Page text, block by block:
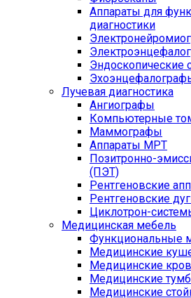
Аппараты для
диагностики
Эндоскопические
Лучевая диагностика
Ангиографы
Компьютерные
Маммографы
Аппараты МРТ
Позитронно-
(ПЭТ)
Рентгеновские
Рентгеновские
Циклотрон-
Медицинская мебель
Функциональные
Медицинские
Медицинские
Медицинские
Медицинские